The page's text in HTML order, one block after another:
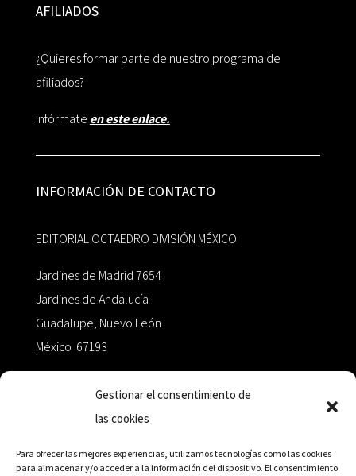
Gestionar el consentimiento de
las cookies
Para ofrecer las mejores experiencias, utilizamos tecnologías como las cookies
para almacenar y/o acceder a la información del dispositivo. El consentimiento
AFILIADOS
¿Quieres formar parte de nuestro programa de
afiliados?
Infórmate en este enlace.
INFORMACIÓN DE CONTACTO
EDITORIAL OCTAEDRO DIVISIÓN MÉXICO
Jardines de Madrid 7654
Jardines de Andalucía
Guadalupe, Nuevo León
México 67193
+52 811.499.5638